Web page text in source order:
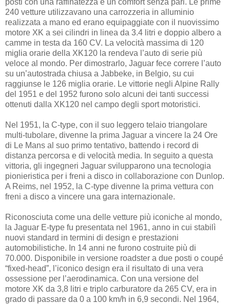
240 vetture utilizzavano una carrozzeria in alluminio
realizzata a mano ed erano equipaggiate con il nuovissimo
motore XK a sei cilindri in linea da 3.4 litri e doppio albero a
camme in testa da 160 CV. La velocità massima di 120
miglia orarie della XK120 la rendeva l’auto di serie più
veloce al mondo. Per dimostrarlo, Jaguar fece correre l’auto
su un’autostrada chiusa a Jabbeke, in Belgio, su cui
raggiunse le 126 miglia orarie. Le vittorie negli Alpine Rally
del 1951 e del 1952 furono solo alcuni dei tanti successi
ottenuti dalla XK120 nel campo degli sport motoristici.
Nel 1951, la C-type, con il suo leggero telaio triangolare
multi-tubolare, divenne la prima Jaguar a vincere la 24 Ore
di Le Mans al suo primo tentativo, battendo i record di
distanza percorsa e di velocità media. In seguito a questa
vittoria, gli ingegneri Jaguar svilupparono una tecnologia
pionieristica per i freni a disco in collaborazione con Dunlop.
A Reims, nel 1952, la C-type divenne la prima vettura con
freni a disco a vincere una gara internazionale.
Riconosciuta come una delle vetture più iconiche al mondo,
la Jaguar E-type fu presentata nel 1961, anno in cui stabilì
nuovi standard in termini di design e prestazioni
automobilistiche. In 14 anni ne furono costruite più di
70.000. Disponibile in versione roadster a due posti o coupé
“fixed-head”, l’iconico design era il risultato di una vera
ossessione per l’aerodinamica. Con una versione del
motore XK da 3,8 litri e triplo carburatore da 265 CV, era in
grado di passare da 0 a 100 km/h in 6,9 secondi. Nel 1964,